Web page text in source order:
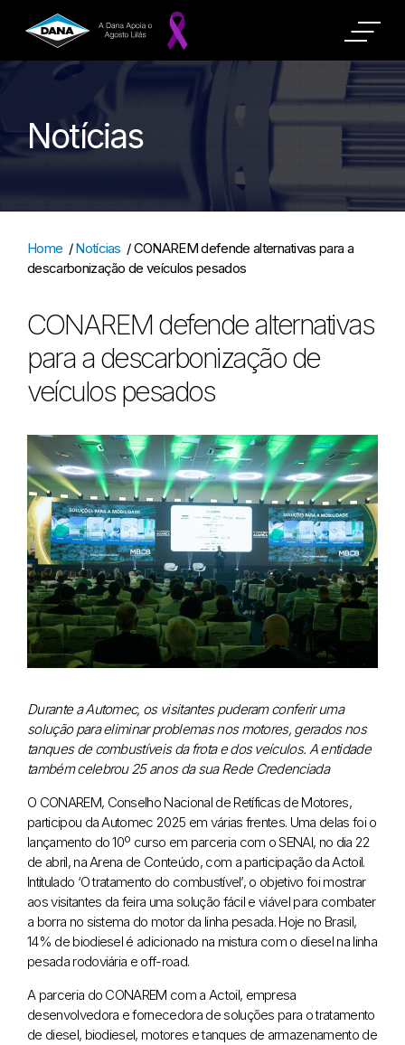
Notícias
Home /Notícias /CONAREM defende alternativas para a
descarbonização de veículos pesados
CONAREM defende alternativas
para a descarbonização de
veículos pesados
Durante a Automec, os visitantes puderam conferir uma
solução para eliminar problemas nos motores, gerados nos
tanques de combustíveis da frota e dos veículos. A entidade
também celebrou 25 anos da sua Rede Credenciada
O CONAREM, Conselho Nacional de Retíficas de Motores,
participou da Automec 2025 em várias frentes. Uma delas foi o
lançamento do 10º curso em parceria com o SENAI, no dia 22
de abril, na Arena de Conteúdo, com a participação da Actoil.
Intitulado ‘O tratamento do combustível’, o objetivo foi mostrar
aos visitantes da feira uma solução fácil e viável para combater
a borra no sistema do motor da linha pesada. Hoje no Brasil,
14% de biodiesel é adicionado na mistura com o diesel na linha
pesada rodoviária e off-road.
A parceria do CONAREM com a Actoil, empresa
desenvolvedora e fornecedora de soluções para o tratamento
de diesel, biodiesel, motores e tanques de armazenamento de